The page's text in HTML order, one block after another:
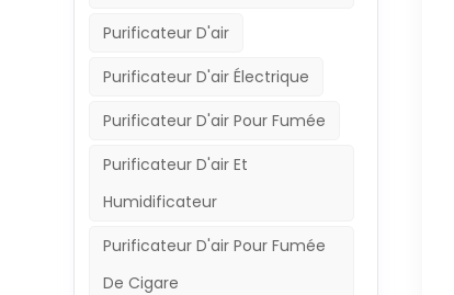
Purificateur D'air
Purificateur D'air Électrique
Purificateur D'air Pour Fumée
Purificateur D'air Et
Humidificateur
Purificateur D'air Pour Fumée
De Cigare